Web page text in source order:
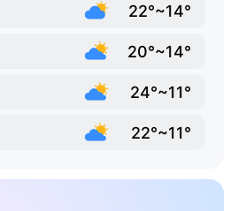
22°~14°
20°~14°
24°~11°
22°~11°